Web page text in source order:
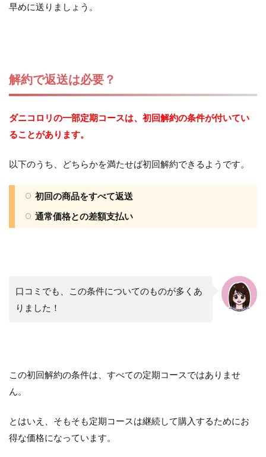
早めに送りましょう。
解約で返送は必要？
ダニコロリの一部定期コースは、初回解約の条件が付いてい
ることがあります。
以下のうち、どちらかを満たせば初回解約できるようです。
初回の商品をすべて返送
通常価格との差額支払い
口コミでも、この条件についてのものが多くあ
りました！
この初回解約の条件は、すべての定期コースではありませ
ん。
とはいえ、そもそも定期コースは継続して購入するためにお
得な価格になっています。